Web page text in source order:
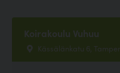
Koirakoulu Vuhuu
Kässälänkatu 6,